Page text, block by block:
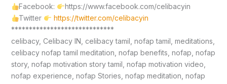
Facebook:
https://www.facebook.com/celibacyin
Twitter
https://twitter.com/celibacyin
*****************************
celibacy, Celibacy IN, celibacy tamil, nofap tamil, meditations,
celibacy nofap tamil meditation, nofap benefits, nofap, nofap
story, nofap motivation story tamil, nofap motivation video,
nofap experience, nofap Stories, nofap meditation, nofap